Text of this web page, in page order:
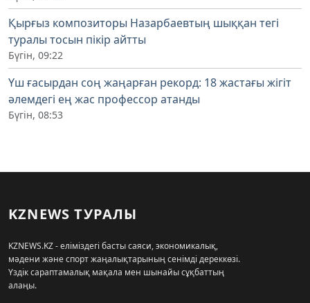
Қырғыз композиторы Назарбаевтың шыққан тегі
туралы тосын пікір айтты
Бүгін, 09:22
Үш ғасырдан соң жаңарған рекорд: 18 жастағы жігіт
әлемдегі ең жас профессор атанды
Бүгін, 08:53
KZNEWS ТУРАЛЫ
KZNEWS.KZ - еліміздегі басты саяси, экономикалық,
мәдени және спорт жаңалықтарының сенімді дереккөзі.
Үздік сараптамалық мақала мен шынайы сұқбаттың
алаңы.